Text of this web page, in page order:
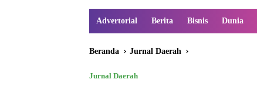
Advertorial Berita Bisnis Dunia
Beranda Jurnal Daerah
Jurnal Daerah